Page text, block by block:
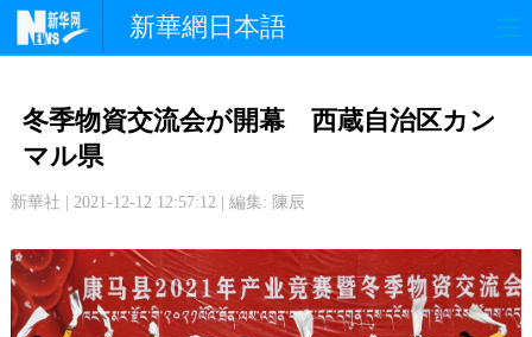
新華網日本語
文 化
中日交流 国 際
写 真
冬季物資交流会が開幕 西蔵自治区カン
マル県
新華社 | 2021-12-12 12:57:12 | 編集: 陳辰